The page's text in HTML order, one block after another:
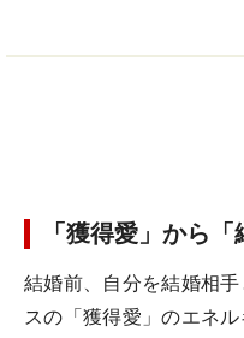
「獲得愛」から
結婚前、自分を結婚相
スの「獲得愛」のエネ